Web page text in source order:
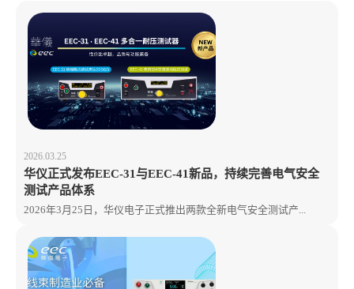
2026.03.25
华仪正式发布EEC-31与EEC-41新品，持续完善电气安全
测试产品体系
2026年3月25日，华仪电子正式推出两款全新电气安全测试产...